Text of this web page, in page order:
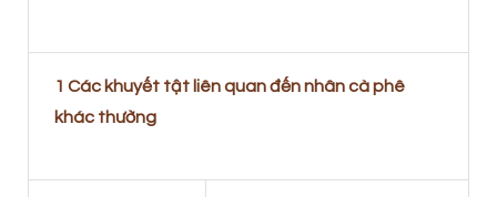
1 Các khuyết tật liên quan đến nhân cà phê
khác thường